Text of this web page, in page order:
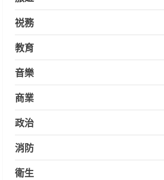
祱務
教育
音樂
商業
政治
消防
衛生